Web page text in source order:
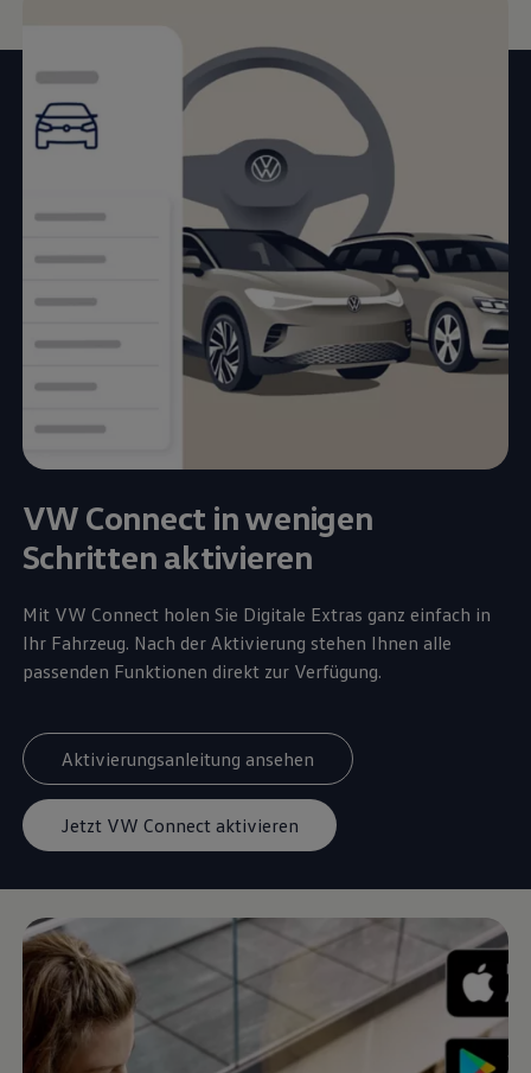
VW Connect in wenigen
Schritten aktivieren
Mit VW Connectholen Sie Digitale Extras ganz einfach in
Ihr Fahrzeug. Nach der Aktivierung stehen Ihnen alle
passenden Funktionen direkt zur Verfügung.
Aktivierungsanleitung ansehen
Jetzt VW Connect aktivieren